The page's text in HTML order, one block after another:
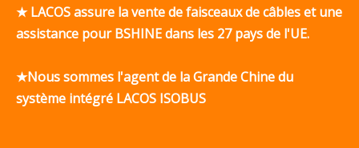
★ LACOS assure la vente de faisceaux de câbles et une
assistance pour BSHINE dans les 27 pays de l'UE.
★Nous sommes l'agent de la Grande Chine du
système intégré LACOS ISOBUS